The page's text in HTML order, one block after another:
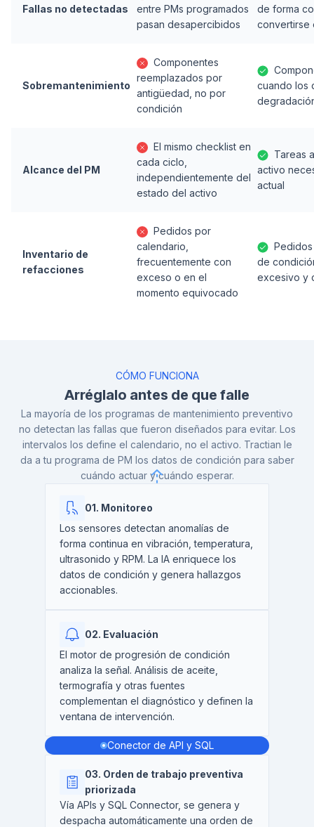
Fallas no detectadas
entre PMs programados
pasan desapercibidos
de forma
convertirse
Sobremantenimiento
Componentes
reemplazados por
antigüedad, no por
condición
cuando los
Alcance del PM
El mismo checklist en
cada ciclo,
independientemente del
estado del activo
Tareas
activo
actual
Inventario de
refacciones
Pedidos por
calendario,
frecuentemente con
exceso o en el
momento equivocado
de
excesivo y
CÓMO FUNCIONA
Arréglalo antes de que falle
La mayoría de los programas de mantenimiento preventivo
no detectan las fallas que fueron diseñados para evitar. Los
intervalos los define el calendario, no el activo. Tractian le
da a tu programa de PM los datos de condición para saber
cuándo actuar y cuándo esperar.
01. Monitoreo
Los sensores detectan anomalías de
forma continua en vibración, temperatura,
ultrasonido y RPM. La IA enriquece los
datos de condición y genera hallazgos
accionables.
02. Evaluación
El motor de progresión de condición
analiza la señal. Análisis de aceite,
termografía y otras fuentes
complementan el diagnóstico y definen la
ventana de intervención.
Conector de API y SQL
03. Orden de trabajo preventiva
priorizada
Vía APIs y SQL Connector, se genera y
despacha automáticamente una orden de